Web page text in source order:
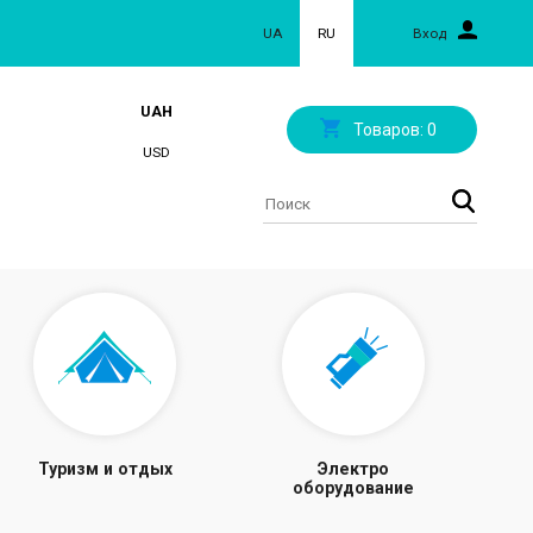
UA RU Вход
UAH
USD
Товаров: 0
Туризм и отдых
Электро
оборудование